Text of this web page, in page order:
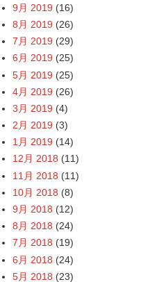
9月 2019 (16)
8月 2019 (26)
7月 2019 (29)
6月 2019 (25)
5月 2019 (25)
4月 2019 (26)
3月 2019 (4)
2月 2019 (3)
1月 2019 (14)
12月 2018 (11)
11月 2018 (11)
10月 2018 (8)
9月 2018 (12)
8月 2018 (24)
7月 2018 (19)
6月 2018 (24)
5月 2018 (23)